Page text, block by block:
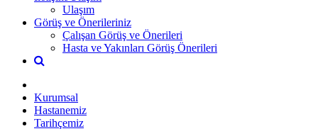
Ulaşım
Görüş ve Önerileriniz
Çalışan Görüş ve Önerileri
Hasta ve Yakınları Görüş Önerileri
Kurumsal
Hastanemiz
Tarihçemiz